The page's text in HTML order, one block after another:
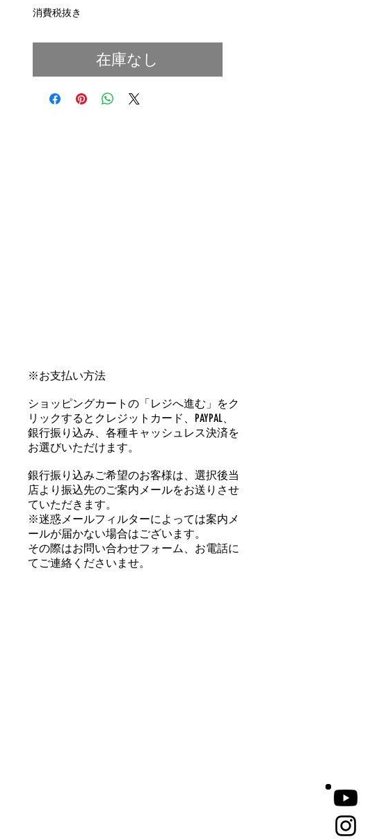
消費税抜き
在庫なし
※お支払い方法
ショッピングカートの「レジへ進む」をク
リックするとクレジットカード、PAYPAL、
銀行振り込み、各種キャッシュレス決済を
お選びいただけます。
銀行振り込みご希望のお客様は、選択後当
店より振込先のご案内メールをお送りさせ
ていただきます。
※迷惑メールフィルターによっては案内メ
ールが届かない場合はございます。
その際はお問い合わせフォーム、お電話に
てご連絡くださいませ。